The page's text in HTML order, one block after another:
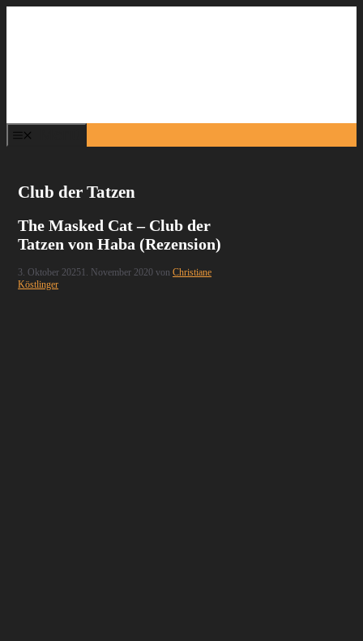
Club der Tatzen
The Masked Cat – Club der
Tatzen von Haba (Rezension)
3. Oktober 20251. November 2020 vonChristiane
Köstlinger